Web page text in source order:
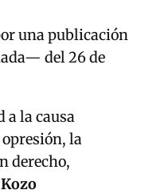
una publicación
del 26 de
a la causa
la
derecho,
Kozo